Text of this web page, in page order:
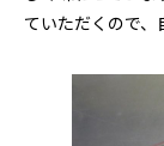
ていただくので、